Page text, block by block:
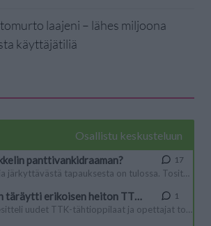
laajeni – lähes miljoona
käyttäjätiliä